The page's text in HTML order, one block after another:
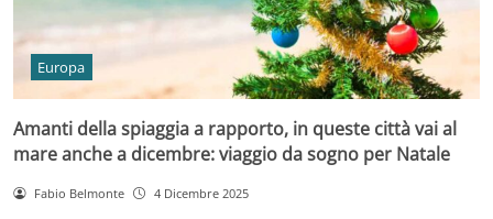
Europa
Amanti della spiaggia a rapporto, in queste città vai al
mare anche a dicembre: viaggio da sogno per Natale
Fabio Belmonte 4 Dicembre 2025